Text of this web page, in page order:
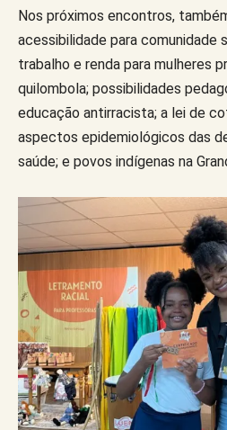
Nos próximos encontros,
acessibilidade para comunidade
trabalho e renda para mulheres
quilombola; possibilidades
educação antirracista; a lei de
aspectos epidemiológicos das
saúde; e povos indígenas na